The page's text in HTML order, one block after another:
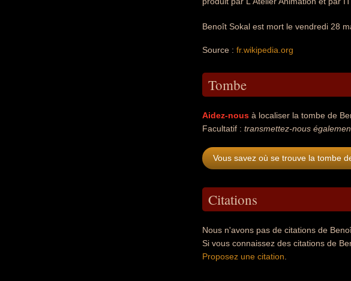
Benoît Sokal est mort le vendredi 28
Source : fr.wikipedia.org
Tombe
Aidez-nous à localiser la tombe de
Facultatif : transmettez-nous
Vous savez où se trouve la tombe
Citations
Nous n'avons pas de citations de
Si vous connaissez des citations de
Proposez une citation